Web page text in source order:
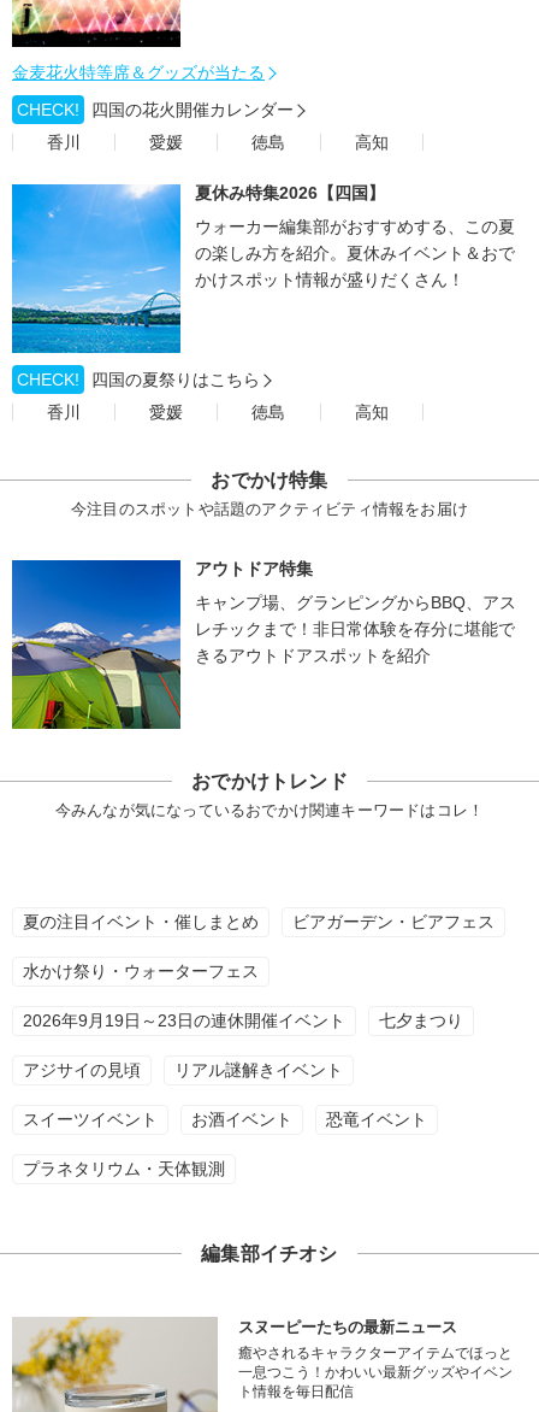
金麦花火特等席＆グッズが当たる
CHECK!
四国の花火開催カレンダー
香川
愛媛 徳島 高知
夏休み特集2026【四国】
ウォーカー編集部がおすすめする、この夏
の楽しみ方を紹介。夏休みイベント＆おで
かけスポット情報が盛りだくさん！
CHECK!
四国の夏祭りはこちら
香川
愛媛 徳島 高知
おでかけ特集
今注目のスポットや話題のアクティビティ情報をお届け
アウトドア特集
キャンプ場、グランピングからBBQ、アス
レチックまで！非日常体験を存分に堪能で
きるアウトドアスポットを紹介
おでかけトレンド
今みんなが気になっているおでかけ関連キーワードはコレ！
夏の注目イベント・催しまとめ ビアガーデン・ビアフェス
水かけ祭り・ウォーターフェス
2026年9月19日～23日の連休開催イベント 七夕まつり
アジサイの見頃 リアル謎解きイベント
スイーツイベント お酒イベント 恐竜イベント
プラネタリウム・天体観測
編集部イチオシ
スヌーピーたちの最新ニュース
癒やされるキャラクターアイテムでほっと
一息つこう！かわいい最新グッズやイベン
ト情報を毎日配信